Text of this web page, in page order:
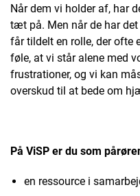
Når dem vi holder af, har
tæt på. Men når de har
får tildelt en rolle, der ofte
føle, at vi står alene med
frustrationer, og vi kan
overskud til at bede om
På ViSP er du som
en ressource i